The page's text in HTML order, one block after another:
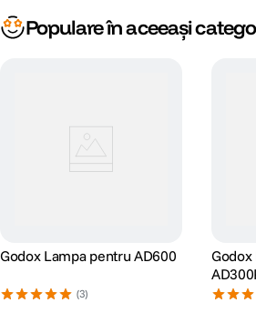
Populare în aceeași
Godox Lampa pentru AD600
(3)
Godox